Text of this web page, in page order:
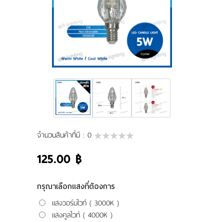
ผลงานของเรา
ดาวน์โหลดแคตตาล็อค
ขอใบเสนอราคา
ติดต่อเรา
จำนวนสินค้าที่มี : 0
125.00 ฿
กรุณาเลือกแสงที่ต้องการ
แสงวอร์มไวท์ ( 3000K )
แสงคูลไวท์ ( 4000K )